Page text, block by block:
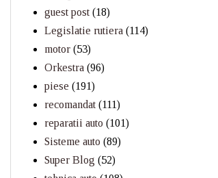
guest post (18)
Legislatie rutiera (114)
motor (53)
Orkestra (96)
piese (191)
recomandat (111)
reparatii auto (101)
Sisteme auto (89)
Super Blog (52)